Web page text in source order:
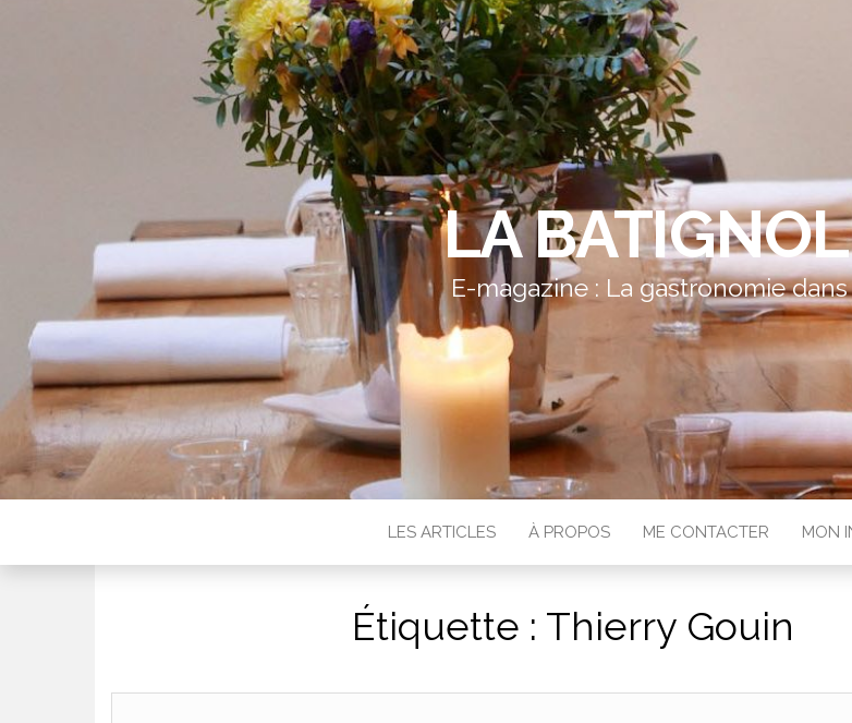
LA
E-magazine : La gastronomie
LES ARTICLES À PROPOS ME CONTACTER MON
Étiquette : Thierry Gouin